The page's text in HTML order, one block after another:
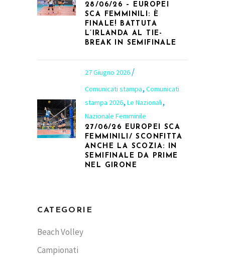
28/06/26 – EUROPEI
SCA FEMMINILI: È
FINALE! BATTUTA
L’IRLANDA AL TIE-
BREAK IN SEMIFINALE
27 Giugno 2026
Comunicati stampa, Comunicati
stampa 2026, Le Nazionali,
Nazionale Femminile
27/06/26 EUROPEI SCA
FEMMINILI/ SCONFITTA
ANCHE LA SCOZIA: IN
SEMIFINALE DA PRIME
NEL GIRONE
CATEGORIE
Beach Volley
Campionati